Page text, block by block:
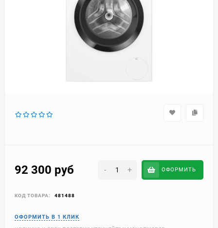
92 300 руб - + ОФОРМИТЬ
КОД ТОВАРА: 481488